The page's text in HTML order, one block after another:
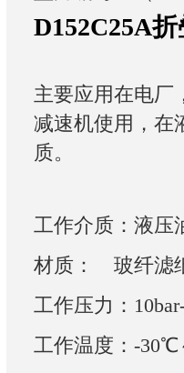
D152C25A
主要应用在电厂
减速机使用，在
质。
工作介质：液压
材质：　玻纤滤
工作压力：
工作温度：-